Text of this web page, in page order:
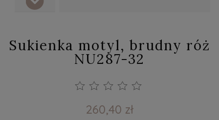
Sukienka motyl, brudny róż
NU287-32
260,40 zł